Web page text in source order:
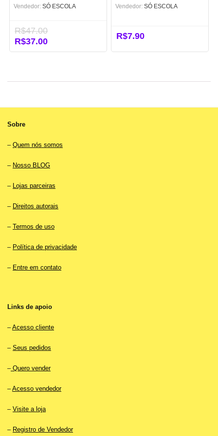
Vendedor: SÓ ESCOLA
R$47.00
O
preço
R$47.00.
R$37.00O
preço
R$37.00.
Vendedor: SÓ ESCOLA
R$7.90
Sobre
– Quem nós somos
– Nosso BLOG
– Lojas parceiras
– Direitos autorais
– Termos de uso
– Política de privacidade
– Entre em contato
Links de apoio
–Acesso cliente
– Seus pedidos
–Quero vender
–Acesso vendedor
– Visite a loja
– Registro de Vendedor